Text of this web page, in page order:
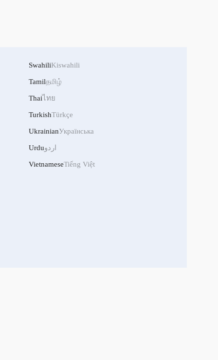
SwahiliKiswahili
Tamilதமிழ்
Thaiไทย
TurkishTürkçe
UkrainianУкраїнська
Urduاردو
VietnameseTiếng Việt